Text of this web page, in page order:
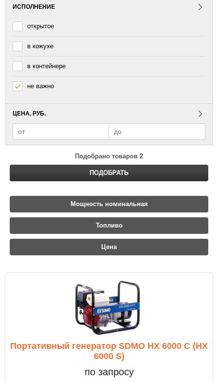
ИСПОЛНЕНИЕ
открытое
в кожухе
в контейнере
не важно
ЦЕНА, РУБ.
Подобрано товаров 2
ПОДОБРАТЬ
Мощность номинальная
Топливо
Цена
Портативный генератор SDMO HX 6000 C (HX
6000 S)
по запросу